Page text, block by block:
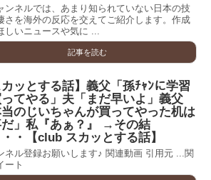
ンネルでは、あまり知られていない日本の技
さを海外の反応を交えてご紹介します。作成
しいニュースや気に ...
記事を読む
カッとする話】義父「孫ﾁｬﾝに学習
てやる」夫「まだ早いよ」義父
当のじいちゃんが買ってやった机は
だ」私『あぁ？』 →その結
・【club スカッとする話】
ネル登録お願いします♪ 関連動画 引用元 ...関
ート